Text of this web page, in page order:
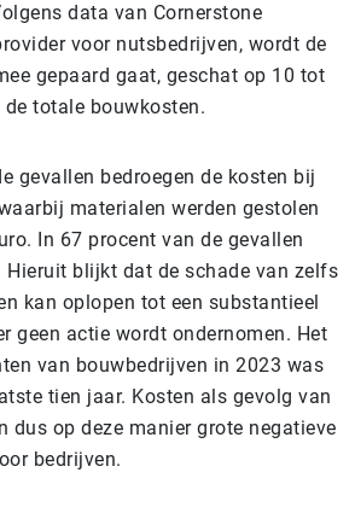
data van Cornerstone
voor nutsbedrijven, wordt de
gepaard gaat, geschat op 10 tot
totale bouwkosten.
gevallen bedroegen de kosten bij
materialen werden gestolen
In 67 procent van de gevallen
Hieruit blijkt dat de schade van zelfs
kan oplopen tot een substantieel
geen actie wordt ondernomen. Het
van bouwbedrijven in 2023 was
tien jaar. Kosten als gevolg van
dus op deze manier grote negatieve
bedrijven.